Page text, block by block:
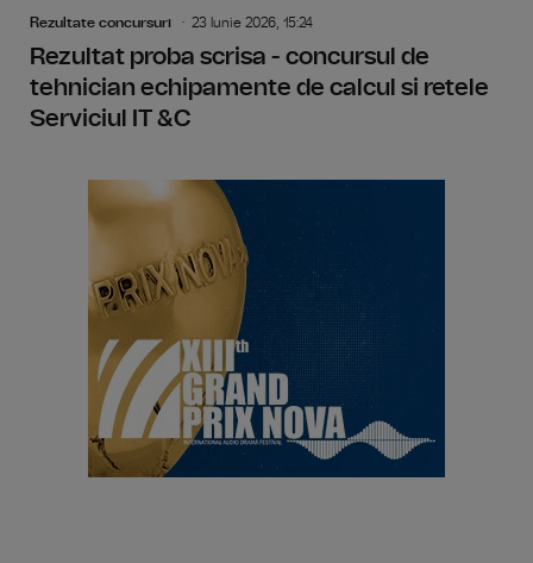
Rezultate concursuri 23 Iunie 2026, 15:24
Rezultat proba scrisa - concursul de
tehnician echipamente de calcul si retele
Serviciul IT &C